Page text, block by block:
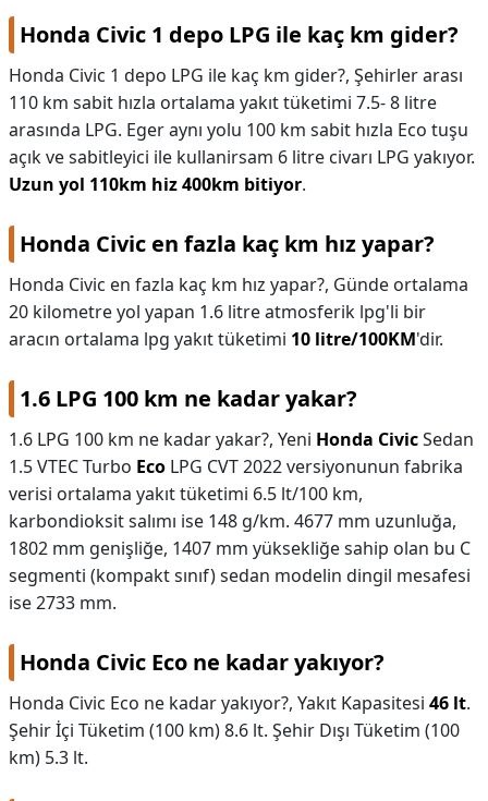
Honda Civic 1 depo LPG ile kaç km gider?
Honda Civic 1 depo LPG ile kaç km gider?, Şehirler arası
110 km sabit hızla ortalama yakıt tüketimi 7.5- 8 litre
arasında LPG. Eger aynı yolu 100 km sabit hızla Eco tuşu
açık ve sabitleyici ile kullanirsam 6 litre civarı LPG yakıyor.
Uzun yol 110km hiz 400km bitiyor.
Honda Civic en fazla kaç km hız yapar?
Honda Civic en fazla kaç km hız yapar?, Günde ortalama
20 kilometre yol yapan 1.6 litre atmosferik lpg'li bir
aracın ortalama lpg yakıt tüketimi 10 litre/100KM'dir.
1.6 LPG 100 km ne kadar yakar?
1.6 LPG 100 km ne kadar yakar?, Yeni Honda CivicSedan
1.5 VTEC Turbo Eco LPG CVT 2022 versiyonunun fabrika
verisi ortalama yakıt tüketimi 6.5 lt/100 km,
karbondioksit salımı ise 148 g/km. 4677 mm uzunluğa,
1802 mm genişliğe, 1407 mm yüksekliğe sahip olan bu C
segmenti (kompakt sınıf) sedan modelin dingil mesafesi
ise 2733 mm.
Honda Civic Eco ne kadar yakıyor?
Honda Civic Eco ne kadar yakıyor?, Yakıt Kapasitesi 46 lt.
Şehir İçi Tüketim (100 km) 8.6 lt. Şehir Dışı Tüketim (100
km) 5.3 lt.